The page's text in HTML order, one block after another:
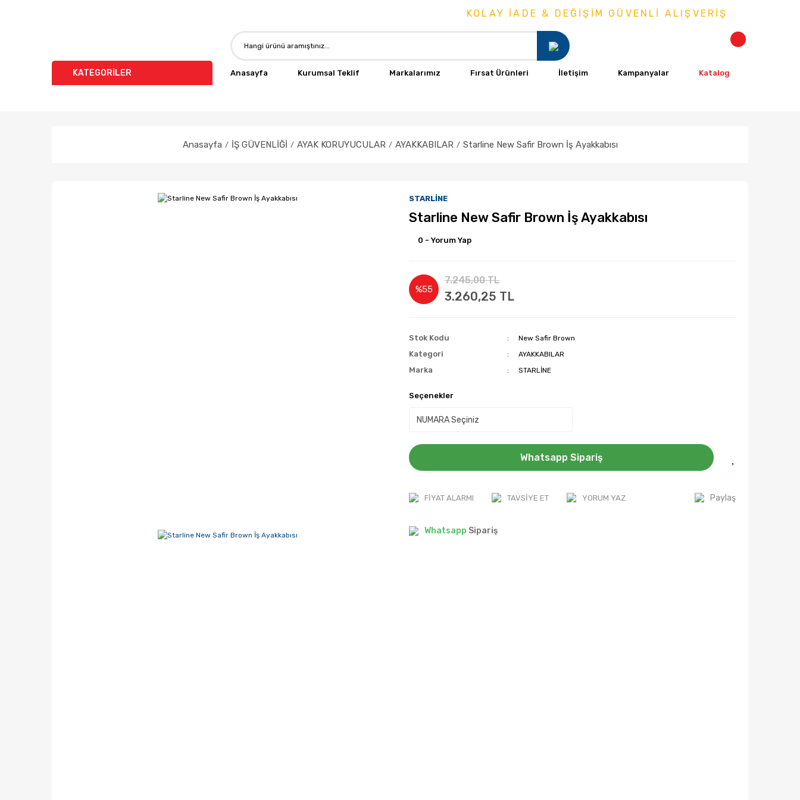
KOLAY İADE & DEĞİŞİM GÜVENLİ ALIŞVERİŞ
KATEGORİLER Anasayfa Kurumsal Teklif Markalarımız Fırsat Ürünleri İletişim Kampanyalar Katalog
Anasayfa İŞ GÜVENLİĞİ AYAK KORUYUCULAR AYAKKABILAR Starline New Safir Brown İş Ayakkabısı
STARLİNE
Starline New Safir Brown İş Ayakkabısı
0 - Yorum Yap
%55
7.245,00 TL
3.260,25 TL
Stok Kodu New Safir Brown
Kategori AYAKKABILAR
Marka STARLİNE
Seçenekler
Whatsapp Sipariş
FIYAT ALARMI TAVSIYE ET YORUM YAZ Paylaş
Whatsapp Sipariş